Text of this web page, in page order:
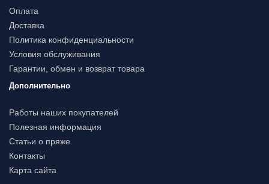
Оплата
Доставка
Политика конфиденциальности
Условия обслуживания
Гарантии, обмен и возврат товара
Дополнительно
Работы наших покупателей
Полезная информация
Статьи о пряже
Контакты
Карта сайта